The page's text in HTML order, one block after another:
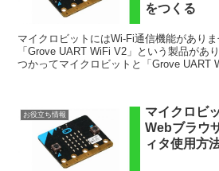
をつくる
マイクロビットにはWi-Fi通信機能がありま
「Grove UART WiFi V2」という製品があ
つかってマイクロビットと「Grove UART
お役立ち情報
マイクロビ
Webブラウ
ィタ使用方